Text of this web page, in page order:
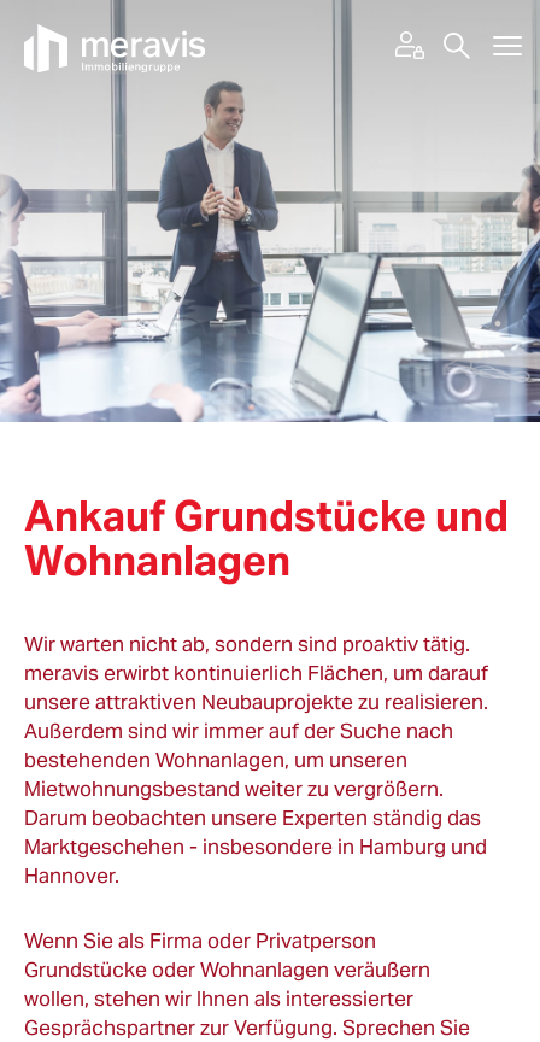
Ankauf Grundstücke und
Wohnanlagen
Wir warten nicht ab, sondern sind proaktiv tätig.
meravis erwirbt kontinuierlich Flächen, um darauf
unsere attraktiven Neubauprojekte zu realisieren.
Außerdem sind wir immer auf der Suche nach
bestehenden Wohnanlagen, um unseren
Mietwohnungsbestand weiter zu vergrößern.
Darum beobachten unsere Experten ständig das
Marktgeschehen - insbesondere in Hamburg und
Hannover.
Wenn Sie als Firma oder Privatperson
Grundstücke oder Wohnanlagen veräußern
wollen, stehen wir Ihnen als interessierter
Gesprächspartner zur Verfügung. Sprechen Sie